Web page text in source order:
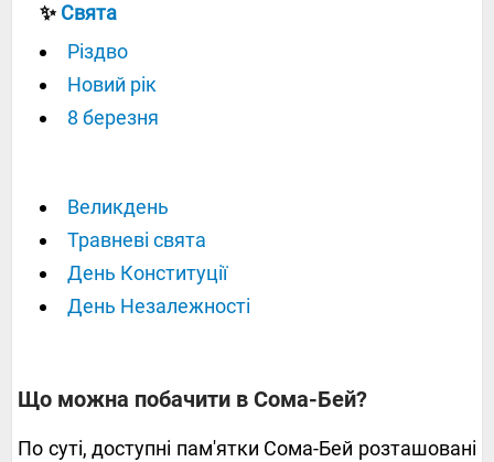
✨Свята
Різдво
Новий рік
8 березня
Великдень
Травневі свята
День Конституції
День Незалежності
Що можна побачити в Сома-Бей?
По суті, доступні пам'ятки Сома-Бей розташовані